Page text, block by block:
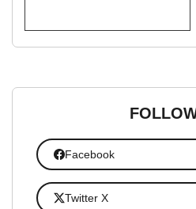
Facebook
Twitter X